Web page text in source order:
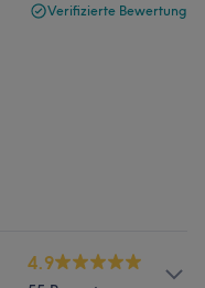
Verifizierte Bewertung
4.9